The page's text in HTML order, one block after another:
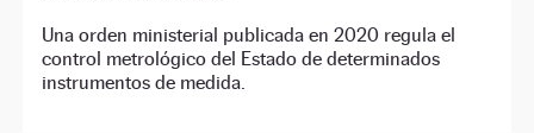
Una orden ministerial publicada en 2020 regula el
control metrológico del Estado de determinados
instrumentos de medida.